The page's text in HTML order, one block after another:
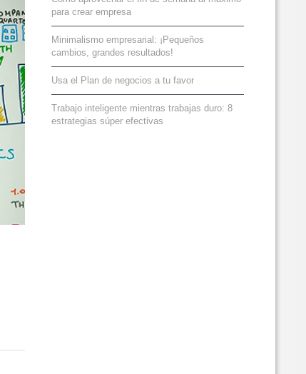
para crear empresa
Minimalismo empresarial: ¡Pequeños
cambios, grandes resultados!
Usa el Plan de negocios a tu favor
Trabajo inteligente mientras trabajas duro: 8
estrategias súper efectivas